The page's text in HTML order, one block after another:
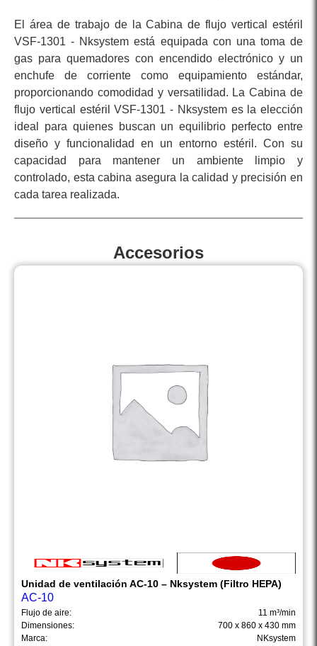
El área de trabajo de la Cabina de flujo vertical estéril
VSF-1301 - Nksystem está equipada con una toma de
gas para quemadores con encendido electrónico y un
enchufe de corriente como equipamiento estándar,
proporcionando comodidad y versatilidad. La Cabina de
flujo vertical estéril VSF-1301 - Nksystem es la elección
ideal para quienes buscan un equilibrio perfecto entre
diseño y funcionalidad en un entorno estéril. Con su
capacidad para mantener un ambiente limpio y
controlado, esta cabina asegura la calidad y precisión en
cada tarea realizada.
Accesorios
Unidad de ventilación AC-10 – Nksystem (Filtro HEPA)
AC-10
Flujo de aire:
11 m³/min
Dimensiones:
700 x 860 x 430 mm
Marca:
NKsystem